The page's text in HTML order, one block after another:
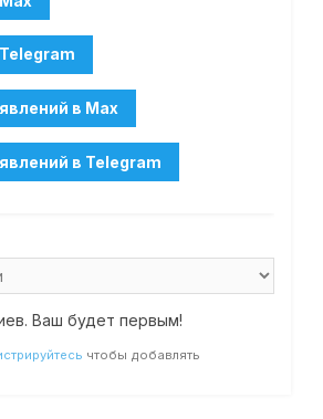
Ваш будет первым!
чтобы добавлять